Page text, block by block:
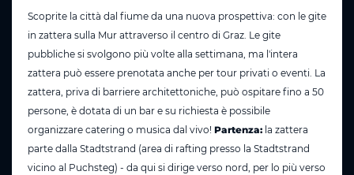
Scoprite la città dal fiume da una nuova prospettiva: con le gite
in zattera sulla Mur attraverso il centro di Graz. Le gite
pubbliche si svolgono più volte alla settimana, ma l'intera
zattera può essere prenotata anche per tour privati o eventi. La
zattera, priva di barriere architettoniche, può ospitare fino a 50
persone, è dotata di un bar e su richiesta è possibile
organizzare catering o musica dal vivo! Partenza: la zattera
parte dalla Stadtstrand (area di rafting presso la Stadtstrand
vicino al Puchsteg) - da qui si dirige verso nord, per lo più verso